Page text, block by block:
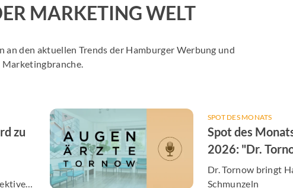
MARKETING WELT
an den aktuellen Trends der Hamburger Werbung und
Marketingbranche.
zu
SPOT DES MONATS
Spot des
2026: "Dr.
von der
Dres. Tornow &
Dr. Tornow bringt
Schmunzeln